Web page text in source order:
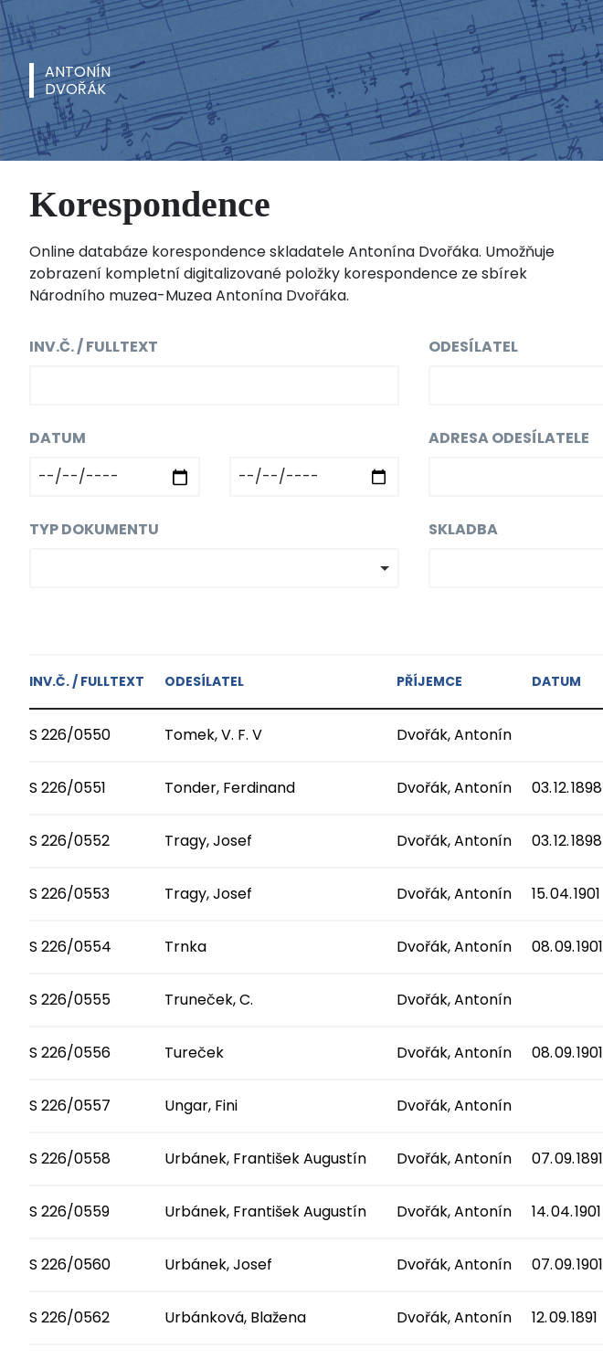
ANTONÍN
DVOŘÁK
Korespondence
Online databáze korespondence skladatele Antonína Dvořáka. Umožňuje
zobrazení kompletní digitalizované položky korespondence ze sbírek
Národního muzea-Muzea Antonína Dvořáka.
INV.Č. / FULLTEXT ODESÍLATEL
DATUM ADRESA ODESÍLATELE
TYP DOKUMENTU SKLADBA
INV.Č. / FULLTEXT ODESÍLATEL PŘÍJEMCE DATUM
S 226/0550 Tomek, V. F. V Dvořák, Antonín
S 226/0551 Tonder, Ferdinand Dvořák, Antonín 03. 12. 1898
S 226/0552 Tragy, Josef Dvořák, Antonín 03. 12. 1898
S 226/0553 Tragy, Josef Dvořák, Antonín 15. 04. 1901
S 226/0554 Trnka Dvořák, Antonín 08. 09. 1901
S 226/0555 Truneček, C. Dvořák, Antonín
S 226/0556 Tureček Dvořák, Antonín 08. 09. 1901
S 226/0557 Ungar, Fini Dvořák, Antonín
S 226/0558 Urbánek, František Augustín Dvořák, Antonín 07. 09. 1891
S 226/0559 Urbánek, František Augustín Dvořák, Antonín 14. 04. 1901
S 226/0560 Urbánek, Josef Dvořák, Antonín 07. 09. 1901
S 226/0562 Urbánková, Blažena Dvořák, Antonín 12. 09. 1891